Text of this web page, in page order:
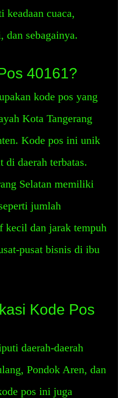
keadaan cuaca,
dan sebagainya.
40161?
kode pos yang
Kota Tangerang
Kode pos ini unik
di daerah terbatas.
Selatan memiliki
jumlah
kecil dan jarak tempuh
pusat bisnis di ibu
Kode Pos
daerah-daerah
Pondok Aren, dan
pos ini juga